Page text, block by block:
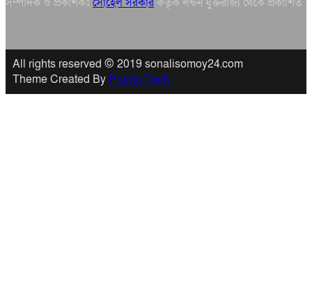
All rights reserved © 2019 sonalisomoy24.com
Theme Created By Pranto Tech